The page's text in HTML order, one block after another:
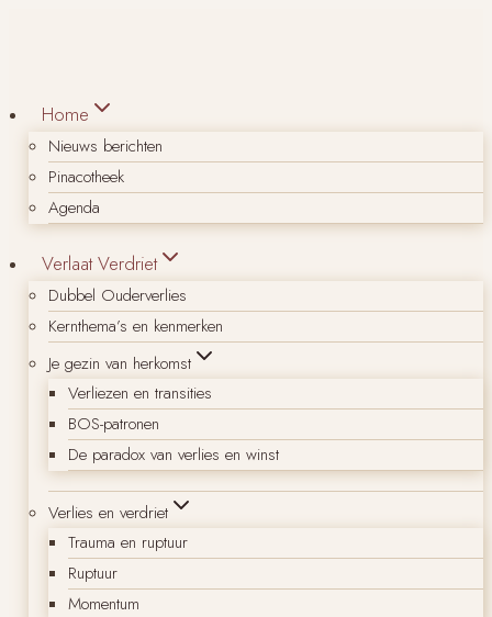
Home
Nieuws berichten
Pinacotheek
Agenda
Verlaat Verdriet
Dubbel Ouderverlies
Kernthema’s en kenmerken
Je gezin van herkomst
Verliezen en transities
BOS-patronen
De paradox van verlies en winst
Verlies en verdriet
Trauma en ruptuur
Ruptuur
Momentum